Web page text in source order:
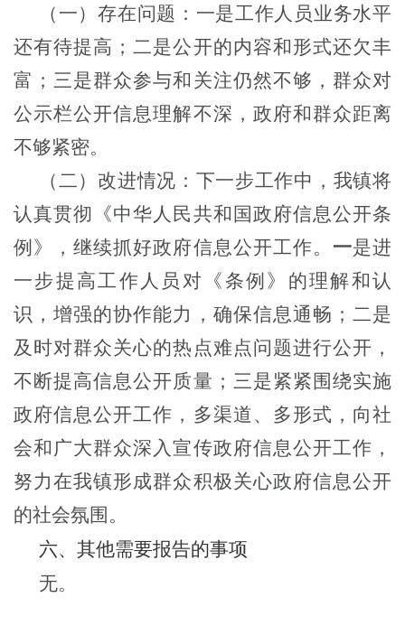
（一）存在问题： 一是工作人员业务水平
还有待提高 ； 二是公开的内容和形式还欠丰
富； 三是群众参与和关注仍然不够，群众对
公示栏公开信息理解不深，政府和群众距离
不够紧密。
（二）改进情况： 下一步工作中，我镇将
认真贯彻《中华人民共和国政府信息公开条
例》，继续抓好政府信息公开工作。 一是进
一步提高工作人员对《条例》的理解和认
识，增强的协作能力，确保信息通畅； 二是
及时对群众关心的热点难点问题进行公开，
不断提高信息公开质量； 三是紧紧围绕实施
政府信息公开工作，多渠道、多形式，向社
会和广大群众深入宣传政府信息公开工作，
努力在我镇形成群众积极关心政府信息公开
的社会氛围。
六、其他需要报告的事项
无。